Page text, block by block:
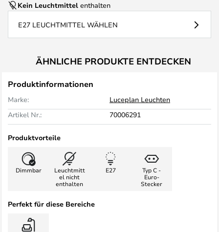
Kein Leuchtmittel enthalten
E27 LEUCHTMITTEL WÄHLEN
ÄHNLICHE PRODUKTE ENTDECKEN
Produktinformationen
Marke:
Luceplan Leuchten
Artikel Nr.:
70006291
Produktvorteile
Dimmbar
Leuchtmitt
el nicht
enthalten
E27
Typ C -
Euro-
Stecker
Perfekt für diese Bereiche